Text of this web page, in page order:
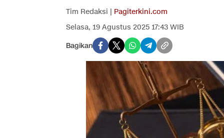
Tim Redaksi | Pagiterkini.com
Selasa, 19 Agustus 2025 17:43 WIB
Bagikan